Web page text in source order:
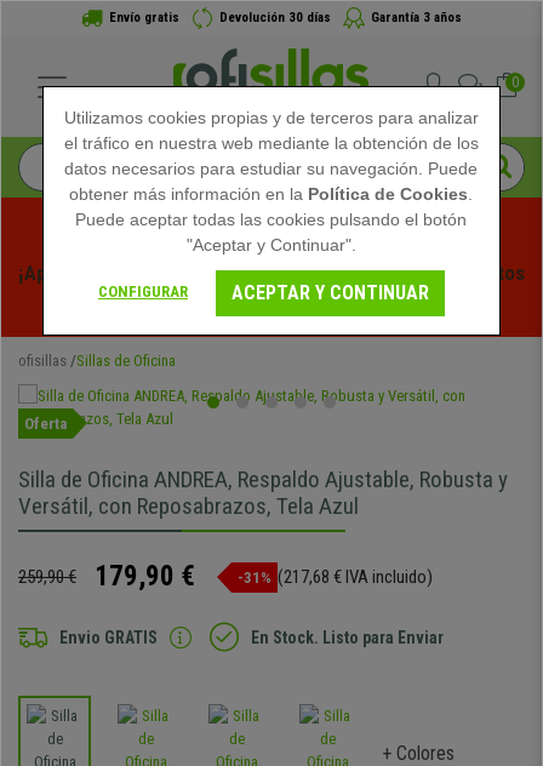
Envío gratis Devolución 30 días Garantía 3 años
0
¡Aprovecha las Rebajas de Verano en Ofisillas! Descuentos
Exclusivos por Tiempo Limitado - Ver Promo
ofisillas Sillas de Oficina
Oferta
Silla de Oficina ANDREA, Respaldo Ajustable, Robusta y
Versátil, con Reposabrazos, Tela Azul
259,90 € 179,90 € -31% (217,68 € IVA incluido)
Envio GRATIS En Stock. Listo para Enviar
+ Colores
Utilizamos cookies propias y de terceros para analizar
el tráfico en nuestra web mediante la obtención de los
datos necesarios para estudiar su navegación. Puede
obtener más información en la Política de Cookies
Puede aceptar todas las cookies pulsando el botón
"Aceptar y Continuar".
CONFIGURAR ACEPTAR Y CONTINUAR